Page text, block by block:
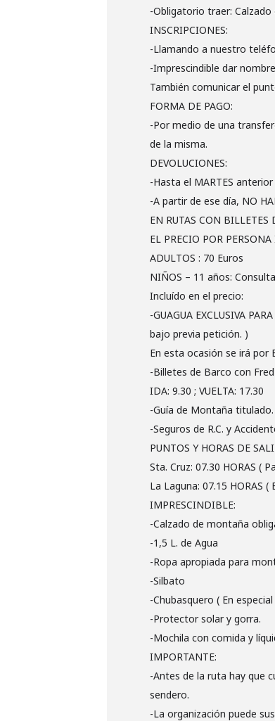
-Obligatorio traer:
INSCRIPCIONES:
-Llamando a nuestro
-Imprescindible dar
También comunicar el
FORMA DE PAGO:
-Por medio de una
de la misma.
DEVOLUCIONES:
-Hasta el MARTES
-A partir de ese día, NO
EN RUTAS CON
EL PRECIO POR PERSONA
ADULTOS : 70 Euros
NIÑOS – 11 años:
Incluído en el precio:
-GUAGUA EXCLUSIVA
bajo previa petición. )
En esta ocasión se irá por
-Billetes de Barco con
IDA: 9.30 ; VUELTA: 17.30
-Guía de Montaña titulado.
-Seguros de R.C. y
PUNTOS Y HORAS DE
Sta. Cruz: 07.30 HORAS (
La Laguna: 07.15 HORAS
IMPRESCINDIBLE:
-Calzado de montaña
-1,5 L. de Agua
-Ropa apropiada para
-Silbato
-Chubasquero ( En
-Protector solar y gorra.
-Mochila con comida y
IMPORTANTE:
-Antes de la ruta hay que
sendero.
-La organización puede